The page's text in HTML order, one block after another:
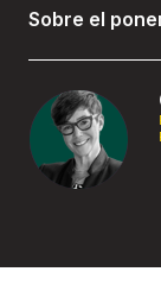
Sobre el